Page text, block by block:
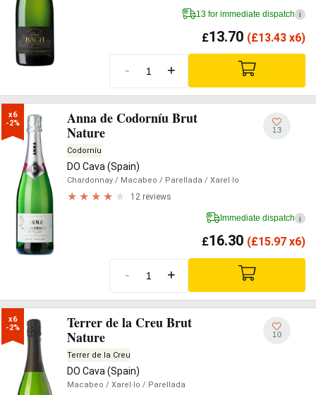
13 for immediate dispatch i
£13.70 (£13.43 x6)
- +
x6
-2%
Anna de Codorníu Brut
Nature
Codorníu
DO Cava (Spain)
Chardonnay / Macabeo / Parellada / Xarel·lo
12 reviews
13
Immediate dispatch i
£16.30 (£15.97 x6)
- +
x6
-2%
Terrer de la Creu Brut
Nature
Terrer de la Creu
DO Cava (Spain)
Macabeo / Xarel·lo / Parellada
10